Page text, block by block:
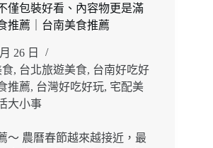
僅包裝好看、內容物更是滿
推薦｜台南美食推薦
26 日
食, 台北旅遊美食, 台南好吃好
推薦, 台灣好吃好玩, 宅配美
大小事
～ 農曆春節越來越接近，最